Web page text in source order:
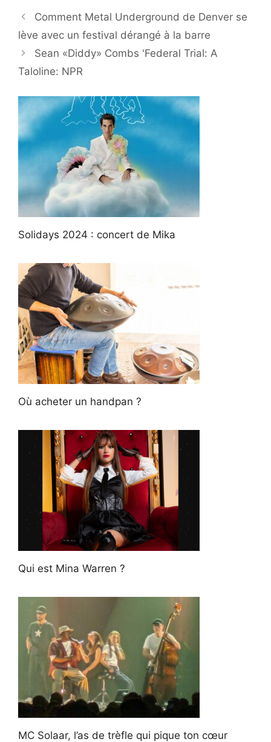
Comment Metal Underground de Denver se
lève avec un festival dérangé à la barre
Sean «Diddy» Combs 'Federal Trial: A
Taloline: NPR
Solidays 2024 : concert de Mika
Où acheter un handpan ?
Qui est Mina Warren ?
MC Solaar, l’as de trèfle qui pique ton cœur